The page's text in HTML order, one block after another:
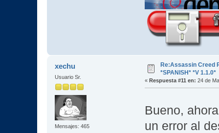
xechu
Usuario Sr.
Mensajes: 465
Re:Assassin Creed
*SPANISH* *V 1.1.0*
« Respuesta #11 en: 24 de
Bueno,
un error al